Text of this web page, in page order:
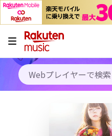
キャンペーン
料金プラン
使い方
初回30日間無料お試し